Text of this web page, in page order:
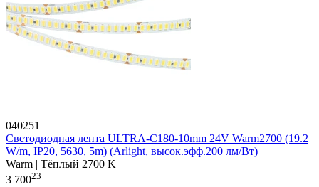
040251
Светодиодная лента ULTRA-C180-10mm 24V Warm2700 (19.2
W/m, IP20, 5630, 5m) (Arlight, высок.эфф.200 лм/Вт)
Warm | Тёплый 2700 K
3 70023